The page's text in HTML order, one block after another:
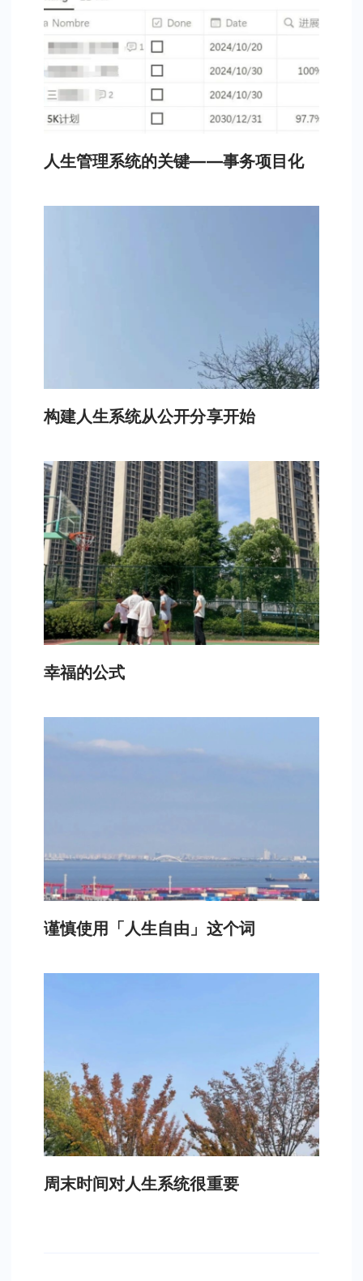
人生管理系统的关键——事务项目化
构建人生系统从公开分享开始
幸福的公式
谨慎使用「人生自由」这个词
周末时间对人生系统很重要